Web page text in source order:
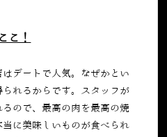
こ！
デートで人気。なぜかとい
れるからです。スタッフが
ので、最高の肉を最高の焼
に美味しいものが食べられ